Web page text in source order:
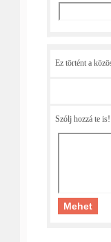
Ez történt a
Szólj hozzá te is!